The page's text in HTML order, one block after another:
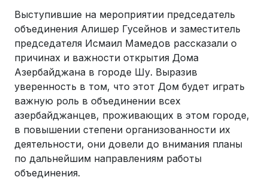
Выступившие на мероприятии председатель
объединения Алишер Гусейнов и заместитель
председателя Исмаил Мамедов рассказали о
причинах и важности открытия Дома
Азербайджана в городе Шу. Выразив
уверенность в том, что этот Дом будет играть
важную роль в объединении всех
азербайджанцев, проживающих в этом городе,
в повышении степени организованности их
деятельности, они довели до внимания планы
по дальнейшим направлениям работы
объединения.